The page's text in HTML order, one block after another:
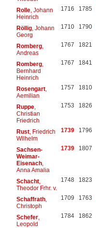
Rolle, Johann
Heinrich
1716 1785
Röllig, Johann
Georg
1710 1790
Romberg,
Andreas
1767 1821
Romberg,
Bernhard
Heinrich
1767 1841
Rosengart,
Aemilian
1757 1810
Ruppe,
Christian
Friedrich
1753 1826
Rust, Friedrich
Wilhelm
1739 1796
Sachsen-
Weimar-
Eisenach,
Anna Amalia
1739 1807
Schacht,
Theodor Frhr. v.
1748 1823
Schaffrath,
Christoph
1709 1763
Schefer,
Leopold
1784 1862